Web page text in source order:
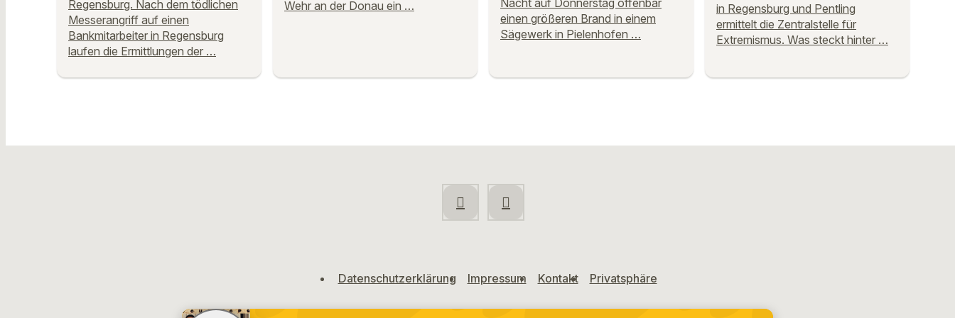
Regensburg. Nach dem tödlichen
Messerangriff auf einen
Bankmitarbeiter in Regensburg
laufen die Ermittlungen der …
Wehr an der Donau ein …
Nacht auf Donnerstag offenbar
einen größeren Brand in einem
Sägewerk in Pielenhofen …
in Regensburg und Pentling
ermittelt die Zentralstelle für
Extremismus. Was steckt hinter …
Datenschutzerklärung Impressum Kontakt Privatsphäre